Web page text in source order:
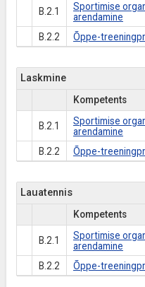
B.2.1
Sportimise
arendamine
B.2.2 Õppe-
Laskmine
Kompetents
B.2.1
Sportimise
arendamine
B.2.2 Õppe-
Lauatennis
Kompetents
B.2.1
Sportimise
arendamine
B.2.2 Õppe-